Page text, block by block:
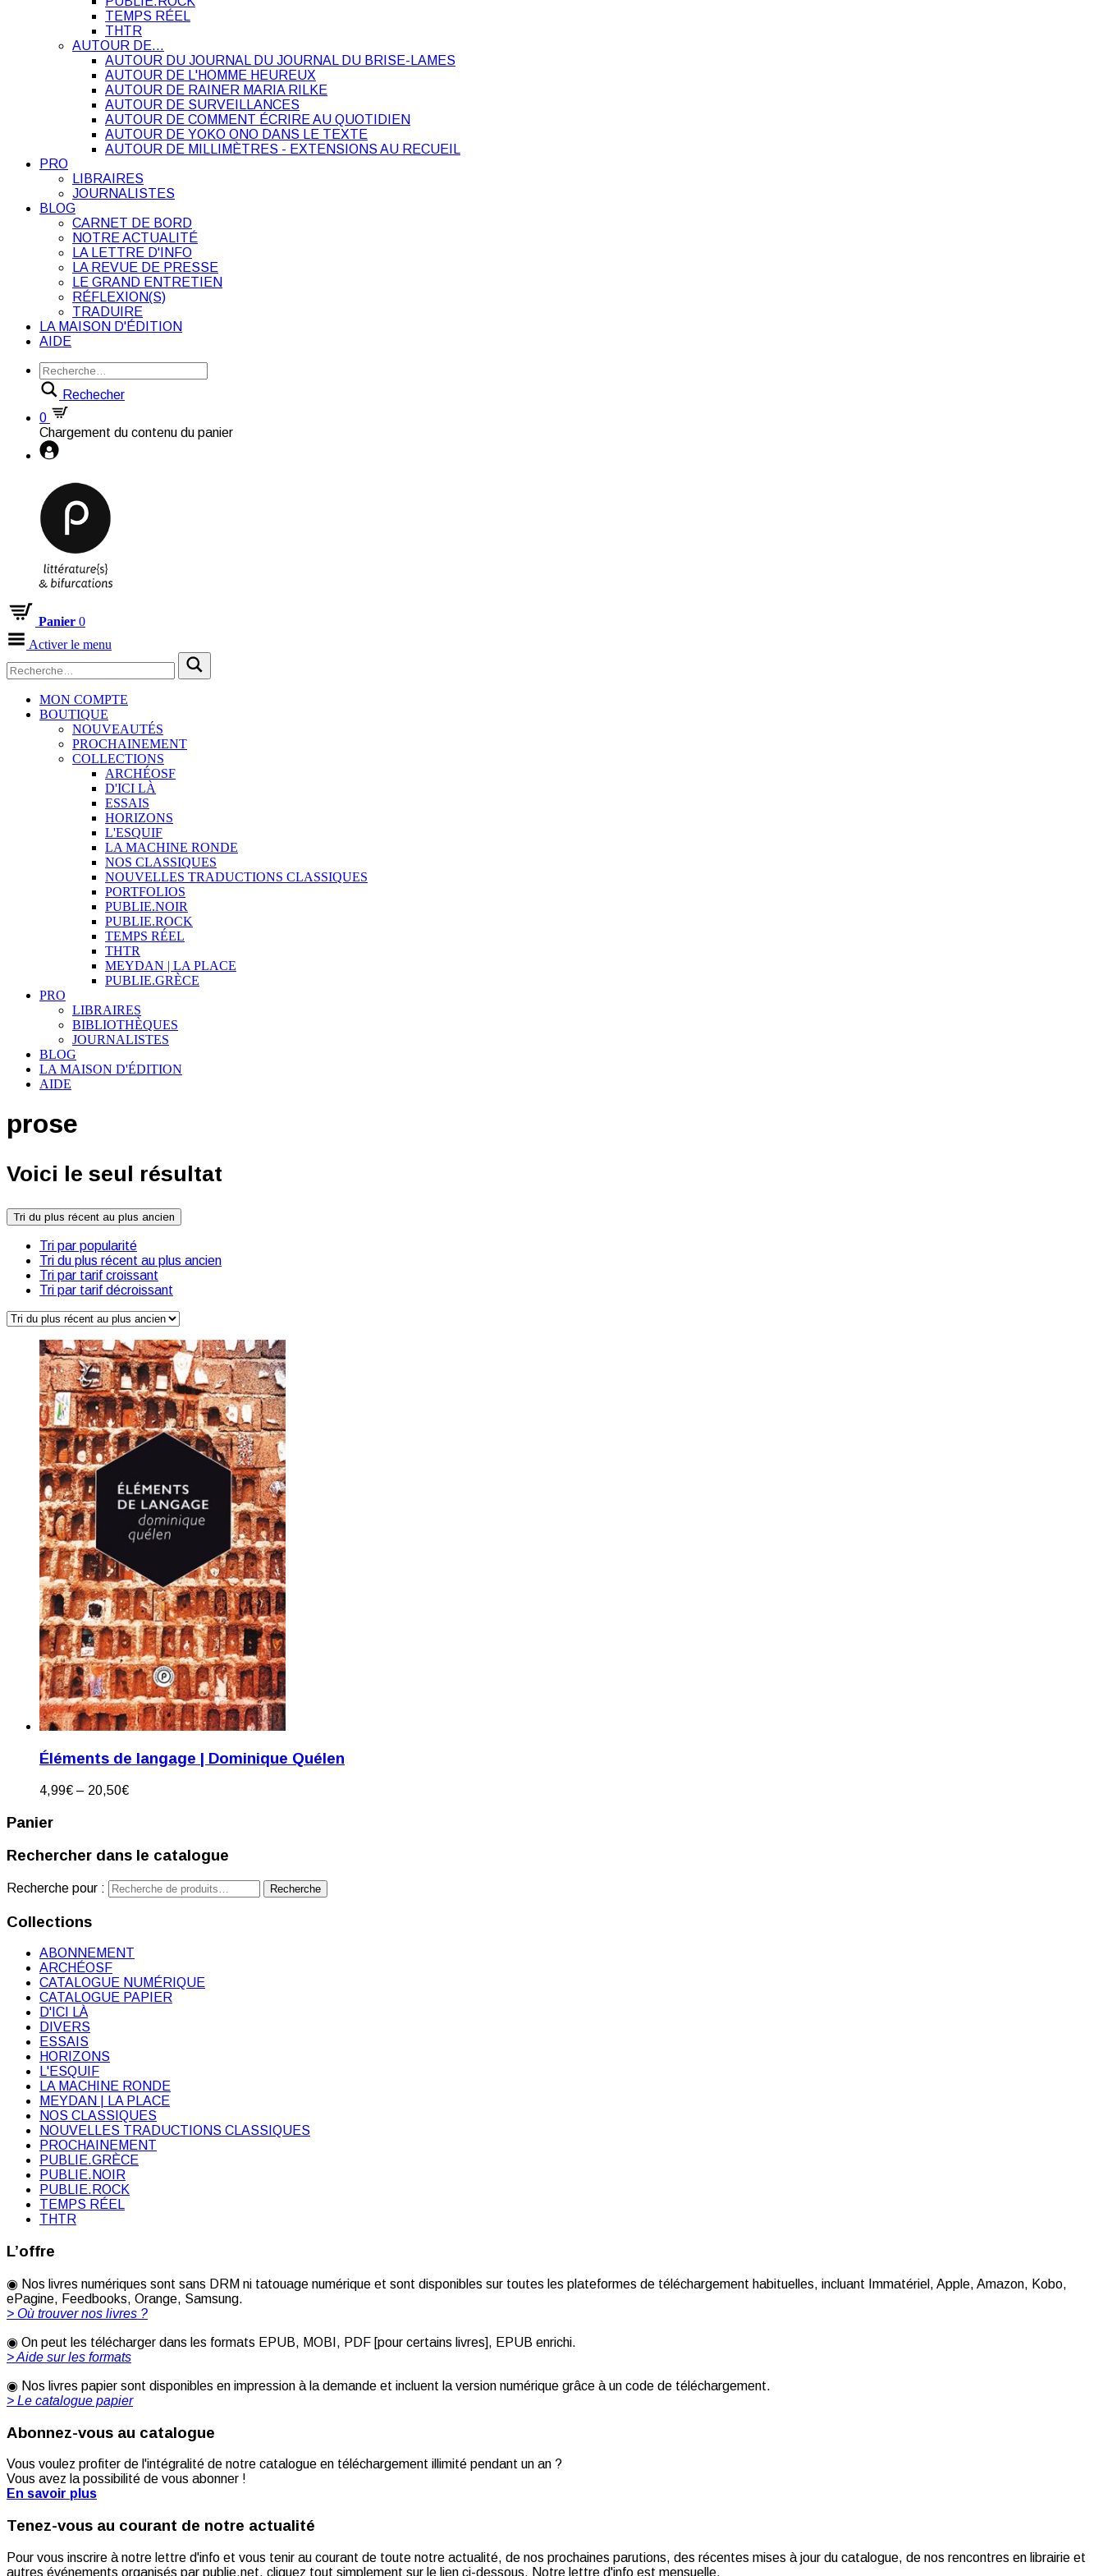
TEMPS RÉEL
THTR
AUTOUR DE…
AUTOUR DU JOURNAL DU JOURNAL DU BRISE-LAMES
AUTOUR DE L'HOMME HEUREUX
AUTOUR DE RAINER MARIA RILKE
AUTOUR DE SURVEILLANCES
AUTOUR DE COMMENT ÉCRIRE AU QUOTIDIEN
AUTOUR DE YOKO ONO DANS LE TEXTE
AUTOUR DE MILLIMÈTRES - EXTENSIONS AU RECUEIL
PRO
LIBRAIRES
JOURNALISTES
BLOG
CARNET DE BORD
NOTRE ACTUALITÉ
LA LETTRE D'INFO
LA REVUE DE PRESSE
LE GRAND ENTRETIEN
RÉFLEXION(S)
TRADUIRE
LA MAISON D'ÉDITION
AIDE
Rechecher
0
Chargement du contenu du panier
Panier 0
Activer le menu
MON COMPTE
BOUTIQUE
NOUVEAUTÉS
PROCHAINEMENT
COLLECTIONS
ARCHÉOSF
D'ICI LÀ
ESSAIS
HORIZONS
L'ESQUIF
LA MACHINE RONDE
NOS CLASSIQUES
NOUVELLES TRADUCTIONS CLASSIQUES
PORTFOLIOS
PUBLIE.NOIR
PUBLIE.ROCK
TEMPS RÉEL
THTR
MEYDAN | LA PLACE
PUBLIE.GRÈCE
PRO
LIBRAIRES
BIBLIOTHÈQUES
JOURNALISTES
BLOG
LA MAISON D'ÉDITION
AIDE
prose
Voici le seul résultat
Tri du plus récent au plus ancien
Tri par popularité
Tri du plus récent au plus ancien
Tri par tarif croissant
Tri par tarif décroissant
Éléments de langage | Dominique Quélen
4,99€ – 20,50€
Panier
Rechercher dans le catalogue
Recherche pour : Recherche
Collections
ABONNEMENT
ARCHÉOSF
CATALOGUE NUMÉRIQUE
CATALOGUE PAPIER
D'ICI LÀ
DIVERS
ESSAIS
HORIZONS
L'ESQUIF
LA MACHINE RONDE
MEYDAN | LA PLACE
NOS CLASSIQUES
NOUVELLES TRADUCTIONS CLASSIQUES
PROCHAINEMENT
PUBLIE.GRÈCE
PUBLIE.NOIR
PUBLIE.ROCK
TEMPS RÉEL
THTR
L’offre
◉ Nos livres numériques sont sans DRM ni tatouage numérique et sont disponibles sur toutes les plateformes de téléchargement habituelles, incluant Immatériel, Apple, Amazon, Kobo,
ePagine, Feedbooks, Orange, Samsung.
> Où trouver nos livres ?
◉ On peut les télécharger dans les formats EPUB, MOBI, PDF [pour certains livres], EPUB enrichi.
> Aide sur les formats
◉ Nos livres papier sont disponibles en impression à la demande et incluent la version numérique grâce à un code de téléchargement.
> Le catalogue papier
Abonnez-vous au catalogue
Vous voulez profiter de l'intégralité de notre catalogue en téléchargement illimité pendant un an ?
Vous avez la possibilité de vous abonner !
En savoir plus
Tenez-vous au courant de notre actualité
Pour vous inscrire à notre lettre d'info et vous tenir au courant de toute notre actualité, de nos prochaines parutions, des récentes mises à jour du catalogue, de nos rencontres en librairie et
autres événements organisés par publie.net, cliquez tout simplement sur le lien ci-dessous. Notre lettre d'info est mensuelle.